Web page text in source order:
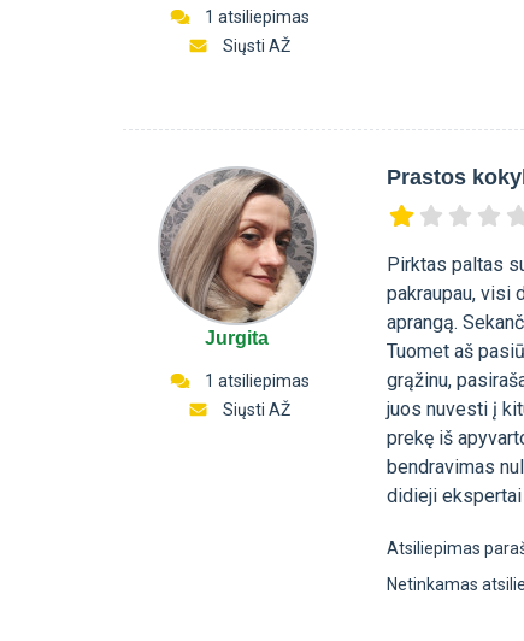
1 atsiliepimas
Siųsti AŽ
Jurgita
1 atsiliepimas
Siųsti AŽ
Prastos
Pirktas paltas
pakraupau, visi
aprangą.
Tuomet aš
grąžinu,
juos nuvesti į
prekę iš
bendravimas
didieji ekspertai
Atsiliepimas
Netinkamas